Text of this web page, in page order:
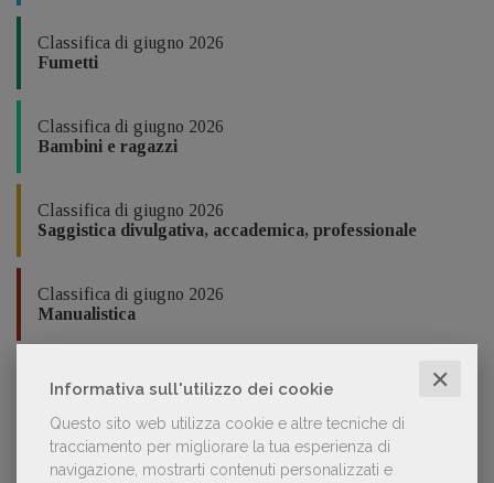
Informativa sull'utilizzo dei cookie ✕
Questo sito web utilizza cookie e altre tecniche di
tracciamento per migliorare la tua esperienza di
navigazione, mostrarti contenuti personalizzati e
Classifica di giugno 2026
Fumetti
Classifica di giugno 2026
Bambini e ragazzi
Classifica di giugno 2026
Saggistica divulgativa, accademica, professionale
Classifica di giugno 2026
Manualistica